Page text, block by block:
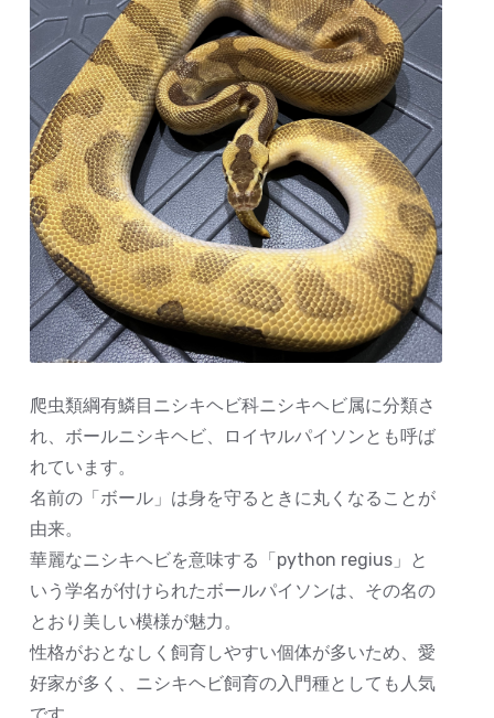
爬虫類綱有鱗目ニシキヘビ科ニシキヘビ属に分類さ
れ、ボールニシキヘビ、ロイヤルパイソンとも呼ば
れています。
名前の「ボール」は身を守るときに丸くなることが
由来。
華麗なニシキヘビを意味する「python regius」と
いう学名が付けられたボールパイソンは、その名の
とおり美しい模様が魅力。
性格がおとなしく飼育しやすい個体が多いため、愛
好家が多く、ニシキヘビ飼育の入門種としても人気